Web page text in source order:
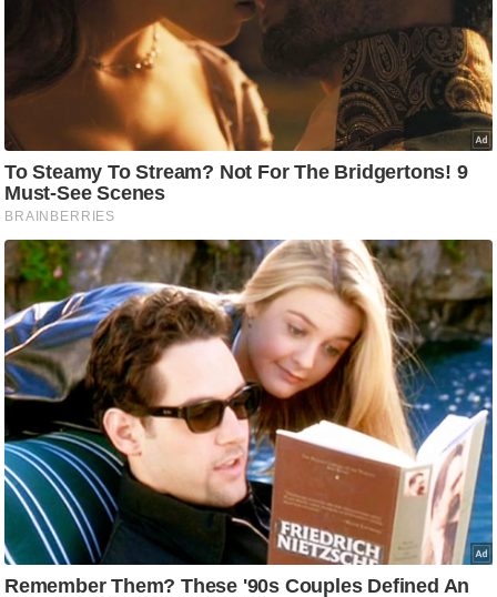
रे
लू
नु
स्खे
प
र्य
ट
न
स्थ
ल
फि
ट
ने
मं